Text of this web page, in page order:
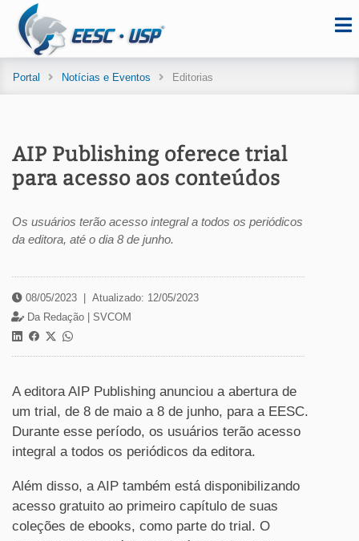
Portal Notícias e Eventos Editorias
AIP Publishing oferece trial
para acesso aos conteúdos
Os usuários terão acesso integral a todos os periódicos
da editora, até o dia 8 de junho.
08/05/2023
Atualizado: 12/05/2023
Da Redação | SVCOM
A editora AIP Publishing anunciou a abertura de
um trial, de 8 de maio a 8 de junho, para a EESC.
Durante esse período, os usuários terão acesso
integral a todos os periódicos da editora.
Além disso, a AIP também está disponibilizando
acesso gratuito ao primeiro capítulo de suas
coleções de ebooks, como parte do trial. O